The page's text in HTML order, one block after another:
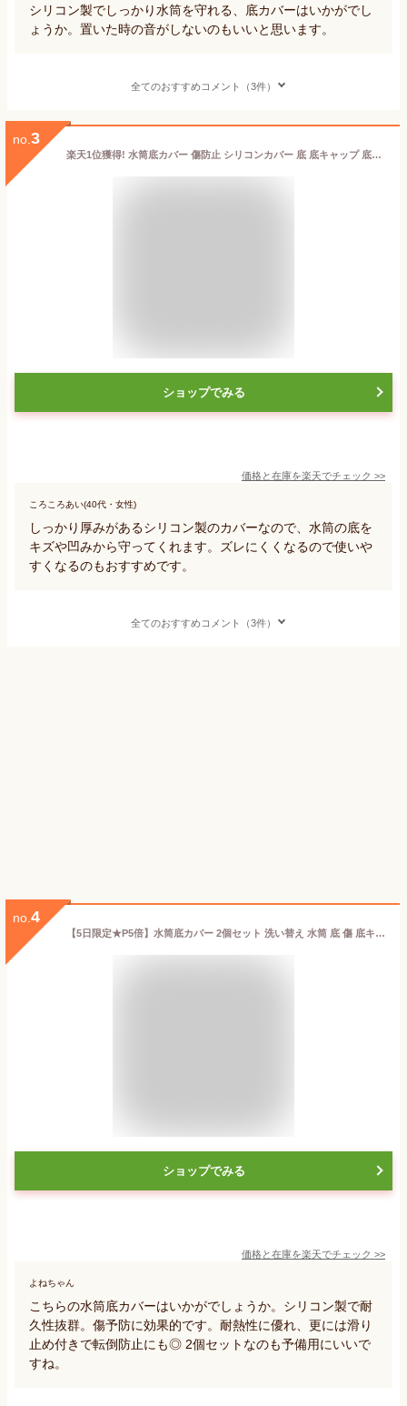
シリコン製でしっかり水筒を守れる、底カバーはいかがでし
ょうか。置いた時の音がしないのもいいと思います。
全てのおすすめコメント（3件）
no. 3
楽天1位獲得! 水筒底カバー 傷防止 シリコンカバー 底 底キャップ 底カバー ボトル底 保護カバー サーモス 水筒用 魔法瓶 タンブラー 滑り止め 底補強 底抜け 65mm 70mm 75mm 80mm 85mm キズ防止 ボトルカバー 底 補強 子供 キッズ 学生【TKG】●3点購入で1点おまけ！●
ショップでみる
価格と在庫を楽天でチェック >>
ころころあい(40代・女性)
しっかり厚みがあるシリコン製のカバーなので、水筒の底を
キズや凹みから守ってくれます。ズレにくくなるので使いや
すくなるのもおすすめです。
全てのおすすめコメント（3件）
no. 4
【5日限定★P5倍】水筒底カバー 2個セット 洗い替え 水筒 底 傷 底キャップ 底カバー ボトルカバー 耐熱性 滑り止め シリコン カバー ソフトカバー ボトル底 魔法瓶 6.5cm 子供 キズ対策 幼稚園 小学生 中学生 傷防止 シリコーン 耐久性 水洗い
ショップでみる
価格と在庫を楽天でチェック >>
よねちゃん
こちらの水筒底カバーはいかがでしょうか。シリコン製で耐
久性抜群。傷予防に効果的です。耐熱性に優れ、更には滑り
止め付きで転倒防止にも◎ 2個セットなのも予備用にいいで
すね。